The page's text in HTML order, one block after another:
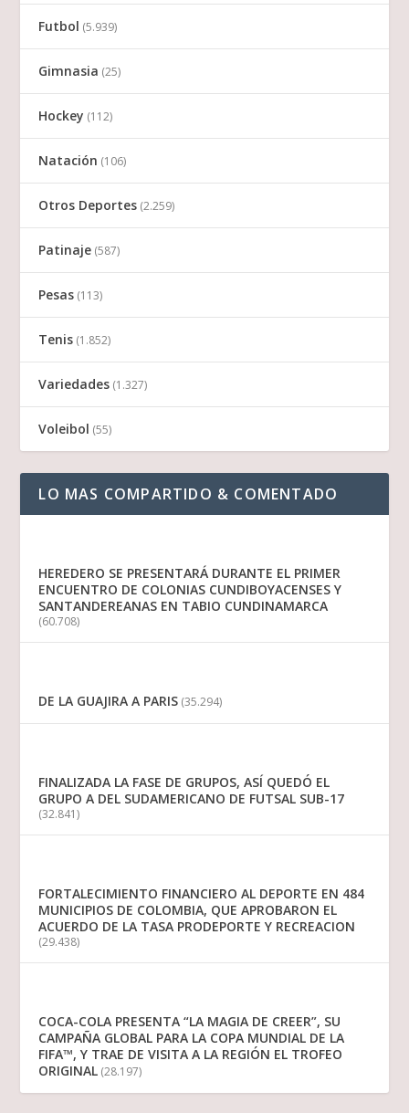
Futbol (5.939)
Gimnasia (25)
Hockey (112)
Natación (106)
Otros Deportes (2.259)
Patinaje (587)
Pesas (113)
Tenis (1.852)
Variedades (1.327)
Voleibol (55)
LO MAS COMPARTIDO & COMENTADO
HEREDERO SE PRESENTARÁ DURANTE EL PRIMER
ENCUENTRO DE COLONIAS CUNDIBOYACENSES Y
SANTANDEREANAS EN TABIO CUNDINAMARCA
(60.708)
DE LA GUAJIRA A PARIS (35.294)
FINALIZADA LA FASE DE GRUPOS, ASÍ QUEDÓ EL
GRUPO A DEL SUDAMERICANO DE FUTSAL SUB-17
(32.841)
FORTALECIMIENTO FINANCIERO AL DEPORTE EN 484
MUNICIPIOS DE COLOMBIA, QUE APROBARON EL
ACUERDO DE LA TASA PRODEPORTE Y RECREACION
(29.438)
COCA-COLA PRESENTA “LA MAGIA DE CREER”, SU
CAMPAÑA GLOBAL PARA LA COPA MUNDIAL DE LA
FIFA™, Y TRAE DE VISITA A LA REGIÓN EL TROFEO
ORIGINAL (28.197)